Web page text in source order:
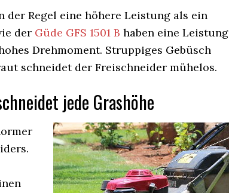
der Regel eine höhere Leistung als ein
der Güde GFS 1501 B haben eine Leistung
Drehmoment. Struppiges Gebüsch
schneidet der Freischneider mühelos.
jede Grashöhe